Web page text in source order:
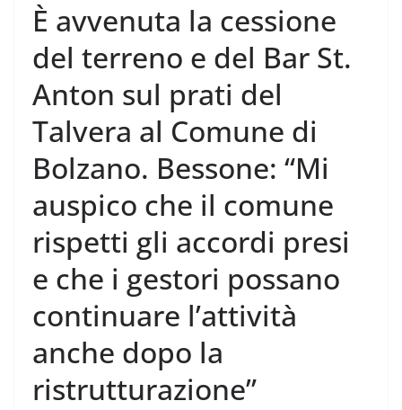
È avvenuta la cessione
del terreno e del Bar St.
Anton sul prati del
Talvera al Comune di
Bolzano. Bessone: “Mi
auspico che il comune
rispetti gli accordi presi
e che i gestori possano
continuare l’attività
anche dopo la
ristrutturazione”